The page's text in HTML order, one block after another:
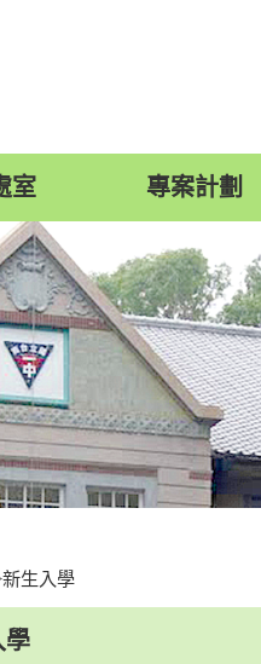
室 專案計劃
新生入學
學